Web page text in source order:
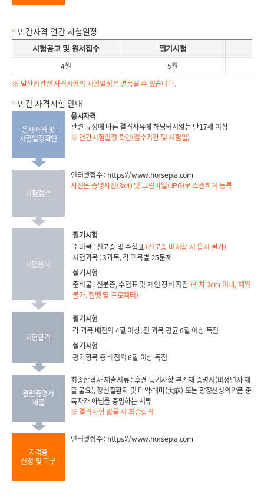
민간자격 연간 시험일정
시험공고 및 원서접수, 필기시험, 실기시험, 결격사유 서류접수, 최종합격자 발표로 구성 된 민간자격 연간 시험일정표
시험공고 및 원서접수 필기시험
4월
5월
※ 말산업관련 자격시험의 시행일정은 변동될 수 있습니다.
민간 자격시험 안내
응시자격 및
시험일정확인
응시자격
관련 규정에 따른 결격사유에 해당되지않는 만17세 이상
※ 연간시험일정 확인(접수기간 및 시험일)
시험접수
인터넷접수 : https://www.horsepia.com
사진은 증명사진(3x4) 및 그림파일(JPG)로 스캔하여 등록
시험응시
필기시험
준비물 : 신분증 및 수험표(신분증 미지참 시 응시 불가)
시험과목 : 3과목, 각 과목별 25문제
실기시험
준비물 : 신분증, 수험표 및 개인 장비 지참 (박차 2cm 이내, 채찍
불가, 헬멧 및 프로텍터)
시험합격
필기시험
각 과목 배점의 4할 이상, 전 과목 평균 6할 이상 득점
실기시험
평가항목 총 배점의 6할 이상 득점
관련증명서
제출
최종합격자 제출서류 : 후견 등기사항 부존재 증명서(미성년자 제
출 불요), 정신질환자 및 마약·대마(大麻) 또는 향정신성의약품 중
독자가 아님을 증명하는 서류
※ 결격사항 없을 시 최종합격
자격증
신청 및 교부
인터넷접수 : https://www.horsepia.com